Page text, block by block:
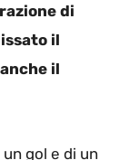
di
il
il
gol e di un